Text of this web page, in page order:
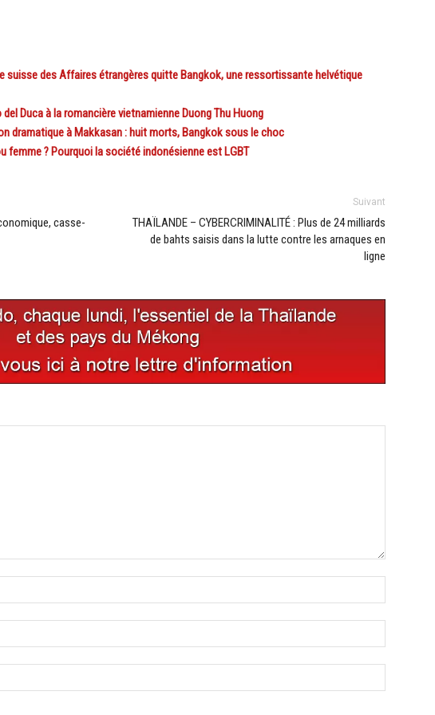
suisse des Affaires étrangères quitte Bangkok, une ressortissante helvétique
del Duca à la romancière vietnamienne Duong Thu Huong
dramatique à Makkasan : huit morts, Bangkok sous le choc
femme ? Pourquoi la société indonésienne est LGBT
casse-
Suivant
THAÏLANDE – CYBERCRIMINALITÉ : Plus de 24 milliards
de bahts saisis dans la lutte contre les arnaques en
ligne